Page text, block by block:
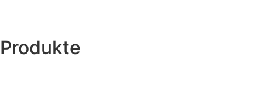
Produkte